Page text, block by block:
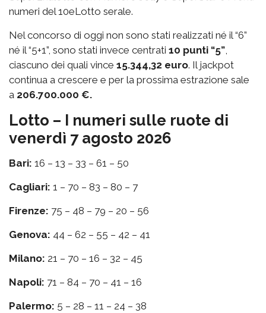
numeri del 10eLotto serale.
Nel concorso di oggi non sono stati realizzati né il “6”
né il “5+1”, sono stati invece centrati 10 punti “5”,
ciascuno dei quali vince 15.344,32 euro. Il jackpot
continua a crescere e per la prossima estrazione sale
a 206.700.000 €.
Lotto – I numeri sulle ruote di
venerdì 7 agosto 2026
Bari: 16 – 13 – 33 – 61 – 50
Cagliari: 1 – 70 – 83 – 80 – 7
Firenze: 75 – 48 – 79 – 20 – 56
Genova: 44 – 62 – 55 – 42 – 41
Milano: 21 – 70 – 16 – 32 – 45
Napoli: 71 – 84 – 70 – 41 – 16
Palermo: 5 – 28 – 11 – 24 – 38